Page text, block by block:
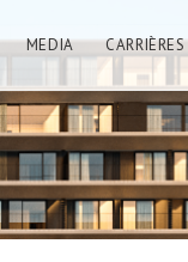
MEDIA CARRIÈRES